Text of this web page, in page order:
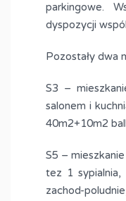
parkingowe.
dyspozycji
Pozostały dwa
S3 –
salonem i
40m2+10m2
S5 –
tez 1 sypialnia,
zachod-